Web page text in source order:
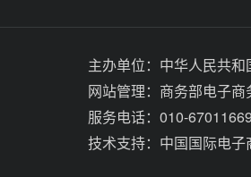
主办单位： 中华人民共和
网站管理： 商务部电子商
服务电话：010-
技术支持： 中国国际电子